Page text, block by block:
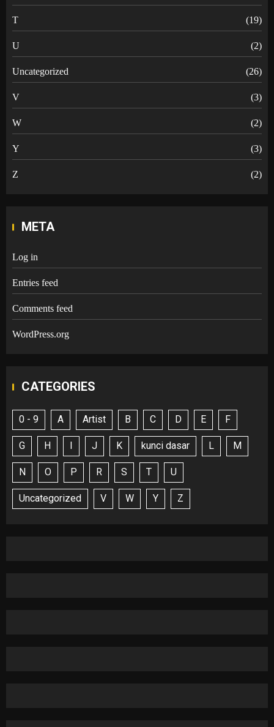
T (19)
U (2)
Uncategorized (26)
V (3)
W (2)
Y (3)
Z (2)
META
Log in
Entries feed
Comments feed
WordPress.org
CATEGORIES
0 - 9 A Artist B C D E F
G H I J K kunci dasar L M
N O P R S T U
Uncategorized V W Y Z